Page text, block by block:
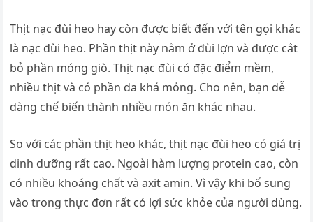
Thịt nạc đùi heo hay còn được biết đến với tên gọi khác
là nạc đùi heo. Phần thịt này nằm ở đùi lợn và được cắt
bỏ phần móng giò. Thịt nạc đùi có đặc điểm mềm,
nhiều thịt và có phần da khá mỏng. Cho nên, bạn dễ
dàng chế biến thành nhiều món ăn khác nhau.
So với các phần thịt heo khác, thịt nạc đùi heo có giá trị
dinh dưỡng rất cao. Ngoài hàm lượng protein cao, còn
có nhiều khoáng chất và axit amin. Vì vậy khi bổ sung
vào trong thực đơn rất có lợi sức khỏe của người dùng.